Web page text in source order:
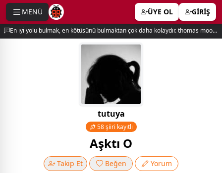
MENÜ ÜYE OL GİRİŞ
En iyi yolu bulmak, en kötüsünü bulmaktan çok daha kolaydır. thomas moore
tutuya
58 şiiri kayıtlı
Aşktı O
Takip Et Beğen
Yorum
menu